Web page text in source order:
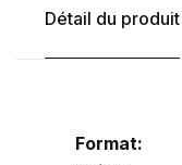
Détail du produit
Format: